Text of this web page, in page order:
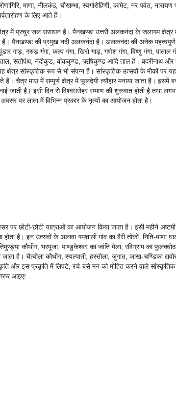
माणा, नीलकंठ, चौखम्भा, स्वर्गारोहिणी, कामेट, नर पर्वत, नारायण
के लिए आते हैं।
क्षेत्र में प्रचुर जल संसाधन है। पैनखण्डा उत्तरी अलकनंदा के जलागम
हैं। पैनखण्डा की प्रमुख नदी अलकनंदा है। अलकनंदा की अनेक महत्वपूर्ण
गाड़, गरुड़ गंगा, कल्प गंगा, खिरो गाड़, गणेश गंगा, विष्णु गंगा, पाताल
सतोपंथ, नंदीकुड, बांककुण्ड, ऋषिकुण्ड आदि ताल हैं। बदरीनाथ और
क्षेत्र सांस्कृतिक रूप से भी संपन्न है। सांस्कृतिक उत्सवों के मौकों पर
चैत्र मास में सम्पूर्ण क्षेत्र में फूलदेयी त्यौहार मनाया जाता है। इसमें
जाती है। इसी दिन से विश्वधरोहर रम्माण की शुरूवात होती है तथा
पर लाता में विभिन्न प्रकार के नृत्यों का आयोजन होता है।
पर छोटी-छोटी यात्राओं का आयोजन किया जाता है। इसी महीने अष्टमी
होता है। इन उत्सवों के अलावा गमशाली गांव का बैरी तोको, निति-माणा
कौथीग, भरपूजा, पाण्डुकेश्वर का जांति मेला, रविग्राम का
है। चैत्वोला कौथीग, स्यल्पाती, हस्तोला, जुगात, जाख-चण्डिका
और इस प्रकृति में लिपटे, रचे-बसे मन को मोहित करने वाले सांस्कृतिक
आइए!